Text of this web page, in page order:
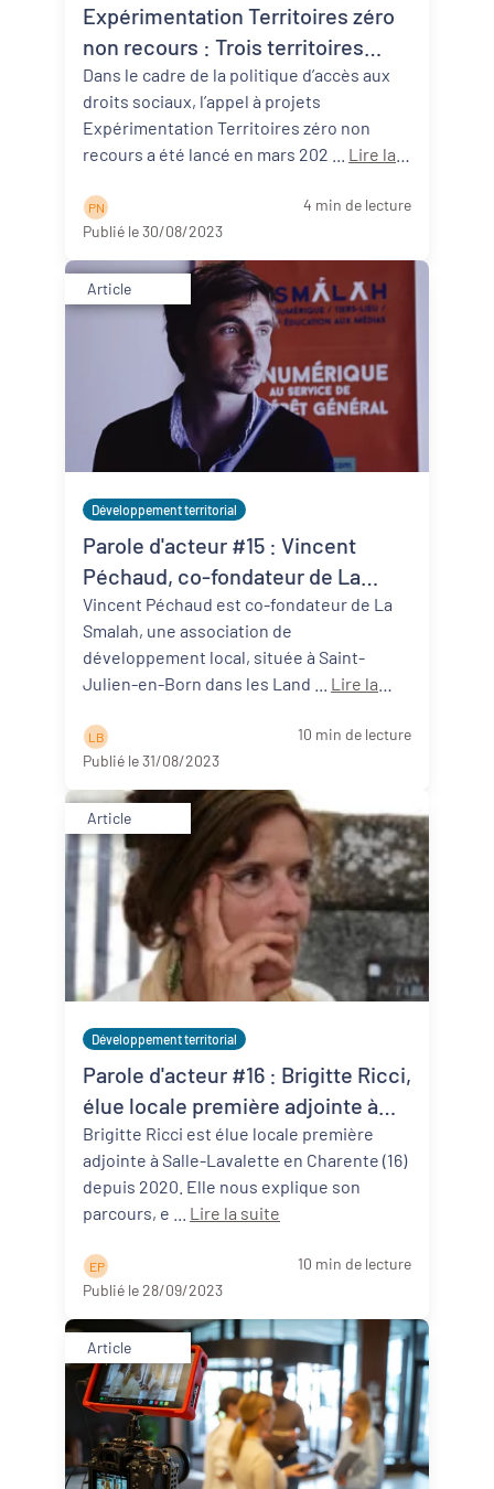
Expérimentation Territoires zéro
non recours : Trois territoires
néo-aquitains participants !
Dans le cadre de la politique d’accès aux
droits sociaux, l’appel à projets
Expérimentation Territoires zéro non
Lire la
P N
4 min de lecture
Publié le 30/08/2023
Article
Développement territorial
Parole d'acteur #15 : Vincent
Péchaud, co-fondateur de La
Smalah (40)
Vincent Péchaud est co-fondateur de La
Smalah, une association de
développement local, située à Saint-
Lire la
L B
10 min de lecture
Publié le 31/08/2023
Article
Développement territorial
Parole d'acteur #16 : Brigitte Ricci,
élue locale première adjointe à
Salles-Lavalette (16)
Brigitte Ricci est élue locale première
adjointe à Salle-Lavalette en Charente (16)
depuis 2020. Elle nous explique son
Lire la suite
E P
10 min de lecture
Publié le 28/09/2023
Article